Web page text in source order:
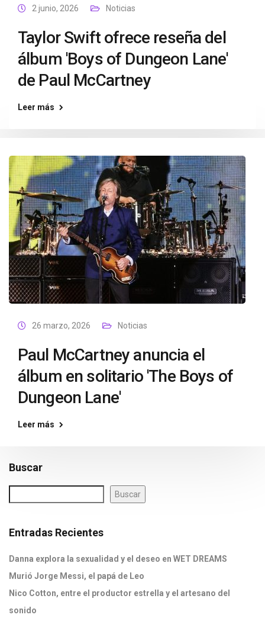
2 junio, 2026 Noticias
Taylor Swift ofrece reseña del
álbum 'Boys of Dungeon Lane'
de Paul McCartney
Leer más
26 marzo, 2026 Noticias
Paul McCartney anuncia el
álbum en solitario 'The Boys of
Dungeon Lane'
Leer más
Buscar
Buscar
Entradas Recientes
Danna explora la sexualidad y el deseo en WET DREAMS
Murió Jorge Messi, el papá de Leo
Nico Cotton, entre el productor estrella y el artesano del
sonido